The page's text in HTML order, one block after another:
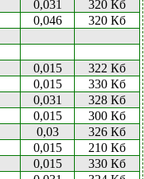
0,031
320 Кб
0,046
320 Кб
0,015
322 Кб
0,015
330 Кб
0,031
328 Кб
0,015
300 Кб
0,03
326 Кб
0,015
210 Кб
0,015
330 Кб